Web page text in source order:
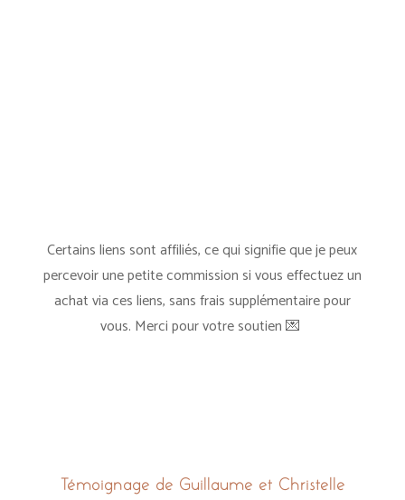
Certains liens sont affiliés, ce qui signifie que je peux
percevoir une petite commission si vous effectuez un
achat via ces liens, sans frais supplémentaire pour
vous. Merci pour votre soutien💌
Témoignage de Guillaume et Christelle